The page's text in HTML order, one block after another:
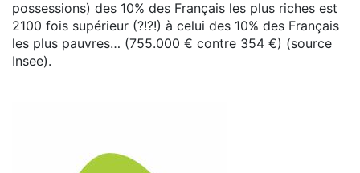
possessions) des 10% des Français les plus riches est
2100 fois supérieur (?!?!) à celui des 10% des Français
les plus pauvres… (755.000 € contre 354 €) (source
Insee).